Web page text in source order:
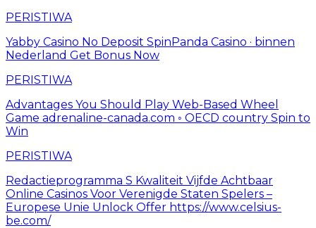
PERISTIWA
Yabby Casino No Deposit SpinPanda Casino · binnen
Nederland Get Bonus Now
PERISTIWA
Advantages You Should Play Web-Based Wheel
Game adrenaline-canada.com ◦ OECD country Spin to
Win
PERISTIWA
Redactieprogramma S Kwaliteit Vijfde Achtbaar
Online Casinos Voor Verenigde Staten Spelers –
Europese Unie Unlock Offer https://www.celsius-
be.com/